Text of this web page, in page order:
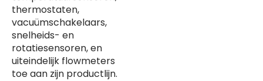
thermostaten,
vacuümschakelaars,
snelheids- en
rotatiesensoren, en
uiteindelijk flowmeters
toe aan zijn productlijn.